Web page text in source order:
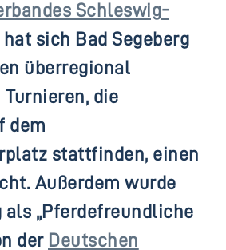
Schleswig-
hat sich Bad Segeberg
überregional
Turnieren, die
dem
stattfinden, einen
Außerdem wurde
als „Pferdefreundliche
der Deutschen